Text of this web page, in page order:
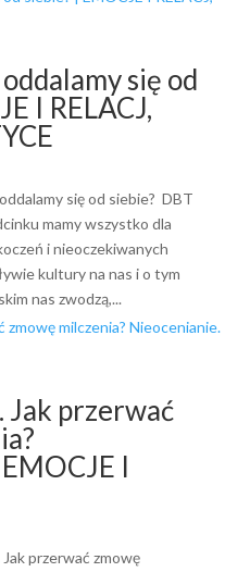
się od
I RELACJ,
się od siebie? DBT
mamy wszystko dla
i nieoczekiwanych
kultury na nas i o tym
nas zwodzą,...
Jak przerwać
I
przerwać zmowę